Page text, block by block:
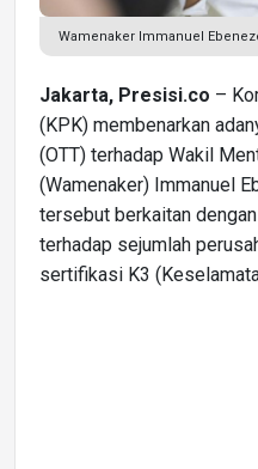
Wamenaker Immanuel
Jakarta, Presisi.co –
(KPK) membenarkan
(OTT) terhadap Wakil
(Wamenaker) Immanuel
tersebut berkaitan
terhadap sejumlah
sertifikasi K3